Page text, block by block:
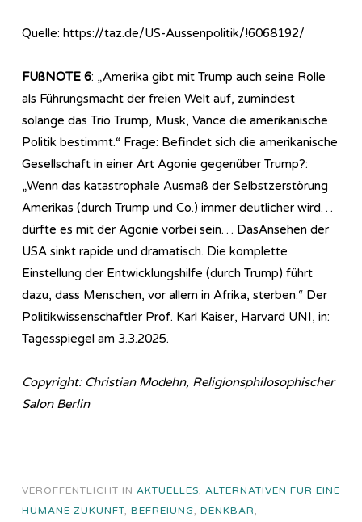
Quelle: https://taz.de/US-Aussenpolitik/!6068192/
FUßNOTE 6: „Amerika gibt mit Trump auch seine Rolle
als Führungsmacht der freien Welt auf, zumindest
solange das Trio Trump, Musk, Vance die amerikanische
Politik bestimmt.“ Frage: Befindet sich die amerikanische
Gesellschaft in einer Art Agonie gegenüber Trump?:
„Wenn das katastrophale Ausmaß der Selbstzerstörung
Amerikas (durch Trump und Co.) immer deutlicher wird…
dürfte es mit der Agonie vorbei sein… DasAnsehen der
USA sinkt rapide und dramatisch. Die komplette
Einstellung der Entwicklungshilfe (durch Trump) führt
dazu, dass Menschen, vor allem in Afrika, sterben.“ Der
Politikwissenschaftler Prof. Karl Kaiser, Harvard UNI, in:
Tagesspiegel am 3.3.2025.
Copyright: Christian Modehn, Religionsphilosophischer
Salon Berlin
VERÖFFENTLICHT IN AKTUELLES, ALTERNATIVEN FÜR EINE
HUMANE ZUKUNFT, BEFREIUNG, DENKBAR,